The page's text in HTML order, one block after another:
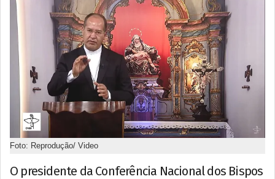
Foto: Reprodução/ Video
O presidente da Conferência Nacional dos Bispos